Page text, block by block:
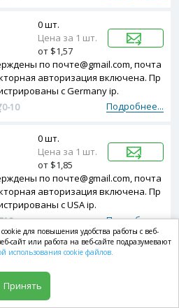
по почте@gmail.com, почта
авторизация включена. Пр
с Germany ip.
Подробнее...
0-10
0 шт.
Цена за 1 шт.
от $1,57
по почте@gmail.com, почта
авторизация включена. Пр
с USA ip.
Подробнее...
10+
0 шт.
Цена за 1 шт.
от $1,85
по почте@gmail.com, почта
авторизация включена. Пр
0 шт.
от $1,85
для повышения удобства работы с веб-
сайт или работа на веб-сайте подразумевают
использования cookie файлов.
Принять